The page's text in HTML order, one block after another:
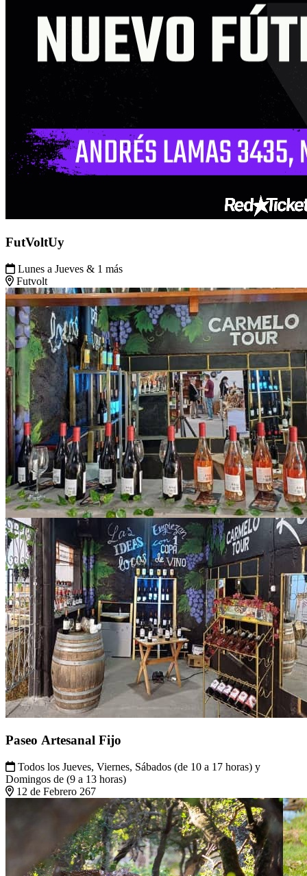
FutVoltUy
Lunes a Jueves & 1 más
Futvolt
Paseo Artesanal Fijo
Todos los Jueves, Viernes, Sábados (de 10 a 17 horas) y
Domingos de (9 a 13 horas)
12 de Febrero 267